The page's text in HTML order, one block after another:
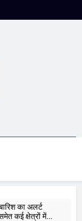
का अलर्ट
कई क्षेत्रों में